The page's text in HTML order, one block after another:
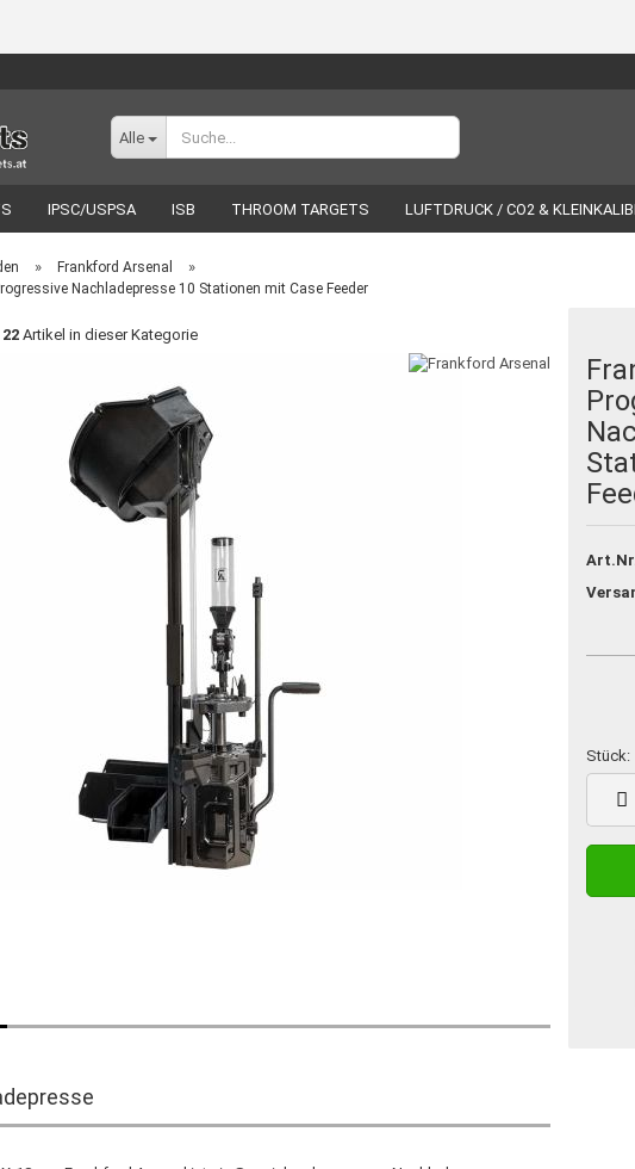
Sprache auswählen
Konto erstellen
Passwort vergessen?
Alle
IPSC/USPSA ISB THROOM TARGETS LUFTDRUCK / CO2 &
ZUBEHÖR WIEDERLADEN
» Frankford Arsenal »
Nachladepresse 10 Stationen mit Case Feeder
22 Artikel in dieser Kategorie
Stück:
Stück